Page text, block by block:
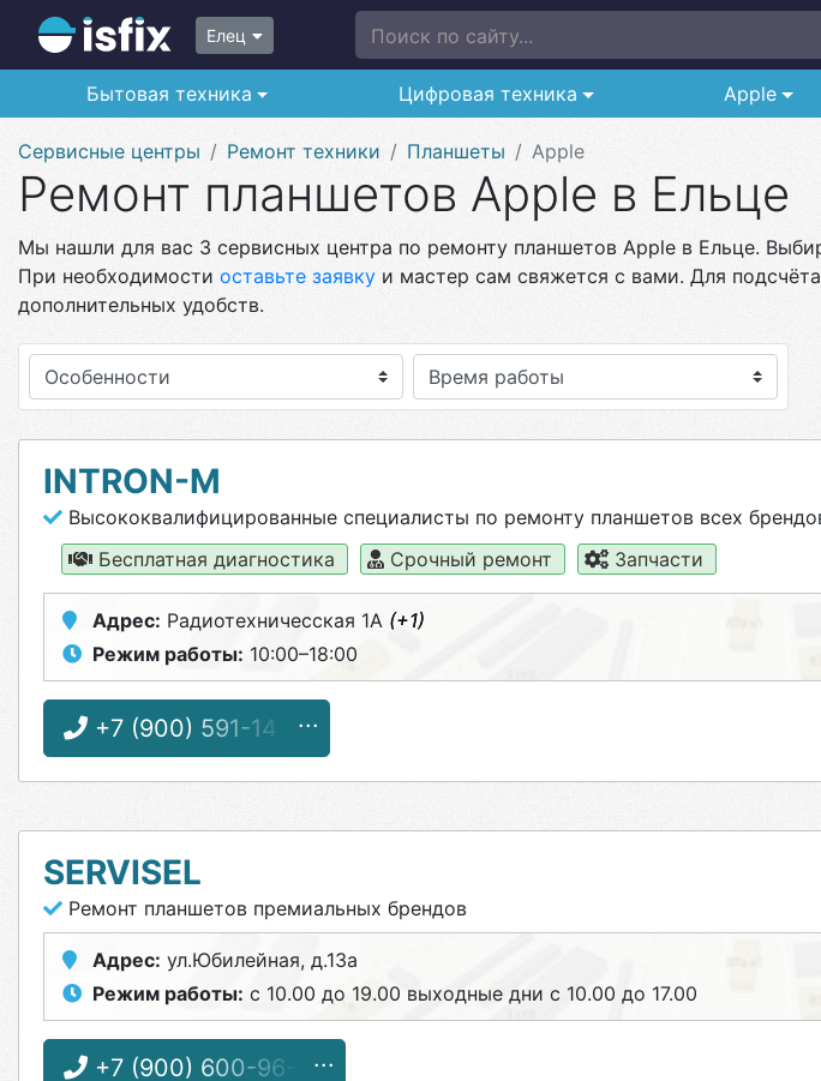
Елец Поиск по сайту...
Бытовая техника Цифровая техника Apple
Сервисные центры Ремонт техники Планшеты Apple
Ремонт планшетов Apple в Ельце
Мы нашли для вас 3 сервисных центра по ремонту планшетов Apple в Ельце.
При необходимости оставьте заявку и мастер сам свяжется с вами. Для
дополнительных удобств.
Особенности
INTRON-M
Высококвалифицированные специалисты по ремонту планшетов всех
Бесплатная диагностика
Срочный ремонт Запчасти
Адрес: Радиотехничесская 1А (+1)
Режим работы: 10:00–18:00
+7 (900) 591-14-11
SERVISEL
Ремонт планшетов премиальных брендов
Адрес: ул.Юбилейная, д.13а
Режим работы: с 10.00 до 19.00 выходные дни с 10.00 до 17.00
+7 (900) 600-96-55